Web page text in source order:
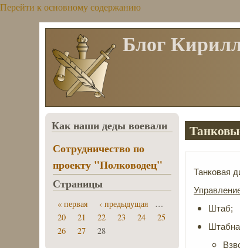
Перейти к основному содержанию
Блог
Танковая
Штаб;
Как наши деды воевали
Сотрудничество по
проекту "Полководец"
Страницы
« первая ‹ предыдущая
…
20
21 22 23 24
25
26
27 28